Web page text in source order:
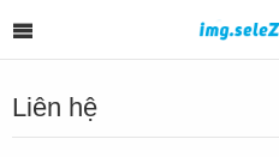
Liên hệ